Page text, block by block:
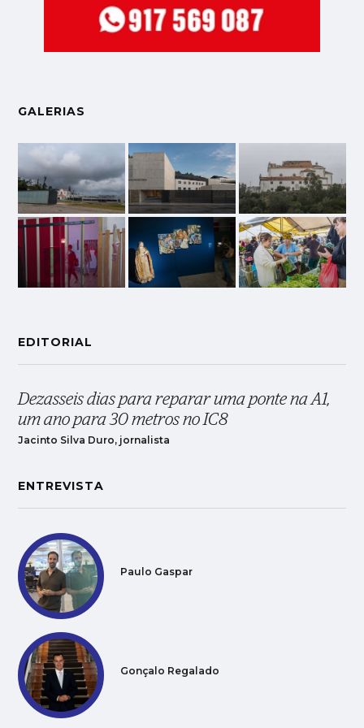
GALERIAS
EDITORIAL
Dezasseis dias para reparar uma ponte na A1,
um ano para 30 metros no IC8
Jacinto Silva Duro, jornalista
ENTREVISTA
Paulo Gaspar
Gonçalo Regalado